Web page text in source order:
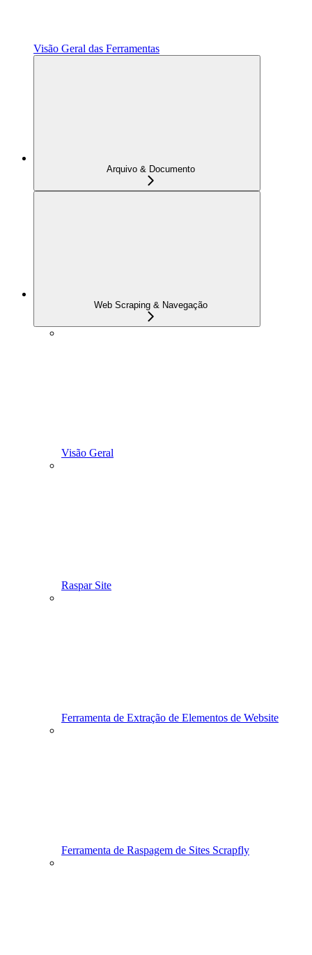
Visão Geral das Ferramentas
Arquivo & Documento
Web Scraping & Navegação
Visão Geral
Raspar Site
Ferramenta de Extração de Elementos de Website
Ferramenta de Raspagem de Sites Scrapfly